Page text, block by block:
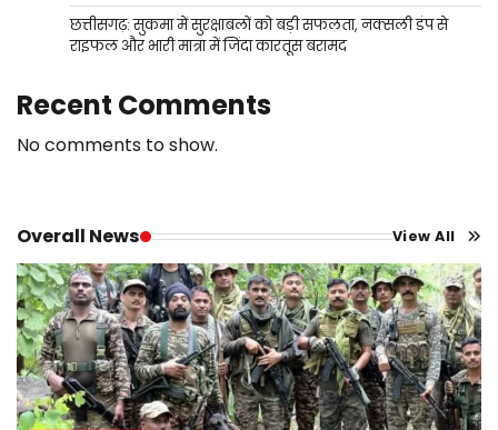
छत्तीसगढ़: सुकमा में सुरक्षाबलों को बड़ी सफलता, नक्सली डंप से
राइफल और भारी मात्रा में जिंदा कारतूस बरामद
Recent Comments
No comments to show.
Overall News View All